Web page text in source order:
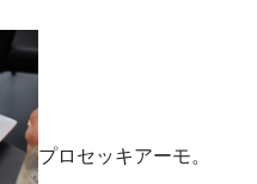
プロセッキアーモ。